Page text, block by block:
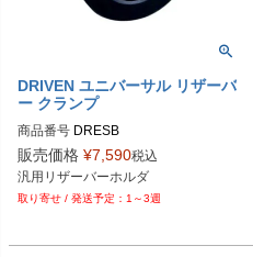
DRIVEN ユニバーサル リザーバ
ー クランプ
商品番号 DRESB
Drag型番：1731-0279
販売価格 ¥7,590税込
汎用リザーバーホルダ
1～3週